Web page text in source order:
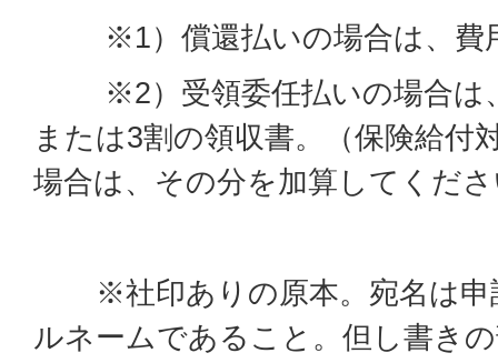
※1）償還払いの場合は、費
※2）受領委任払いの場合は
または3割の領収書。（保険給付
場合は、その分を加算してくだ
※社印ありの原本。宛名は申
ルネームであること。但し書き